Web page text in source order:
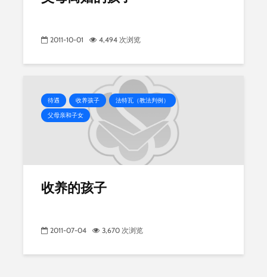
2011-10-01 4,494 次浏览
待遇 收养孩子
法特瓦（教法判例）
父母亲和子女
收养的孩子
2011-07-04 3,670 次浏览